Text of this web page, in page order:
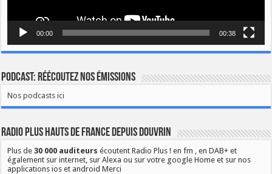
00:00 00:38
Podcast: Réécoutez nos émissions
Nos podcasts ici
Radio Plus Hauts de France depuis Douvrin
Plus de30 000 auditeurs écoutent Radio Plus ! en fm , en DAB+ et
également sur internet, sur Alexa ou sur votre google Home et sur nos
applications ios et android Merci